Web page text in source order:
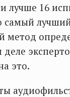
лучше 16
самый
метод
деле
это.